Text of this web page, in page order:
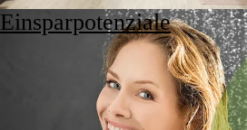
Einsparpotenziale